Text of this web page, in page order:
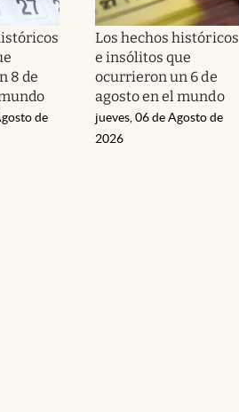
8 de
de
Los hechos históricos
e insólitos que
ocurrieron un 6 de
agosto en el mundo
jueves, 06 de Agosto de
2026